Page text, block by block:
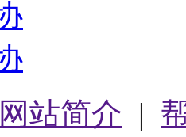
网站简介 |